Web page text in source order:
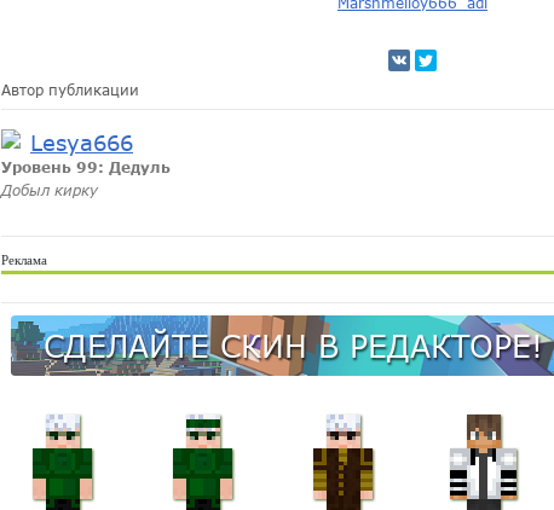
Автор публикации
Lesya666
Уровень 99: Дедуль
Добыл кирку
Реклама
СДЕЛАЙТЕ СКИН В РЕДАКТОРЕ!